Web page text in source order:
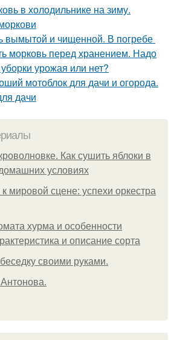
в холодильнике на зиму.
вымытой и чищенной. В погребе
морковь перед хранением. Надо
урожая или нет?
мотоблок для дачи и огорода.
дачи
Как сушить яблоки в
условиях
мировой сцене: успехи оркестра
хурма и особенности
и описание сорта
своими руками.